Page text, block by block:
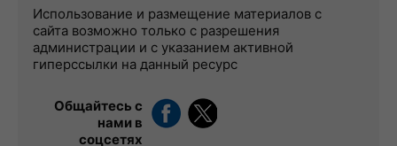
Использование и размещение материалов с
сайта возможно только с разрешения
администрации и с указанием активной
гиперссылки на данный ресурс
Общайтесь с
нами в
соцсетях